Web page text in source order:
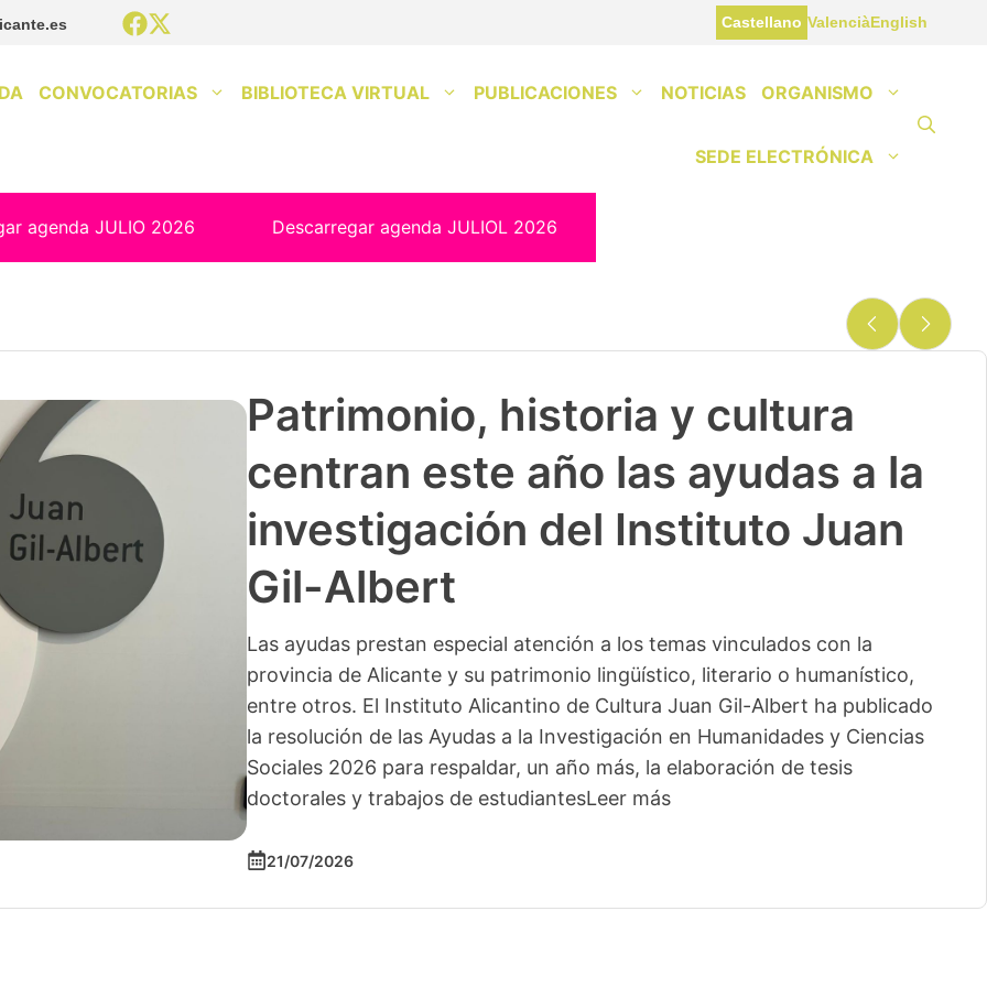
Castellano ValenciàEnglish
CONVOCATORIAS BIBLIOTECA VIRTUAL PUBLICACIONES NOTICIAS ORGANISMO
SEDE ELECTRÓNICA
agenda JULIO 2026 Descarregar agenda JULIOL 2026
Patrimonio, historia y cultura
centran este año las ayudas a la
investigación del Instituto Juan
Gil-Albert
Las ayudas prestan especial atención a los temas vinculados con la
provincia de Alicante y su patrimonio lingüístico, literario o humanístico,
entre otros. El Instituto Alicantino de Cultura Juan Gil-Albert ha publicado
la resolución de las Ayudas a la Investigación en Humanidades y Ciencias
Sociales 2026 para respaldar, un año más, la elaboración de tesis
doctorales y trabajos de estudiantesLeer más
21/07/2026